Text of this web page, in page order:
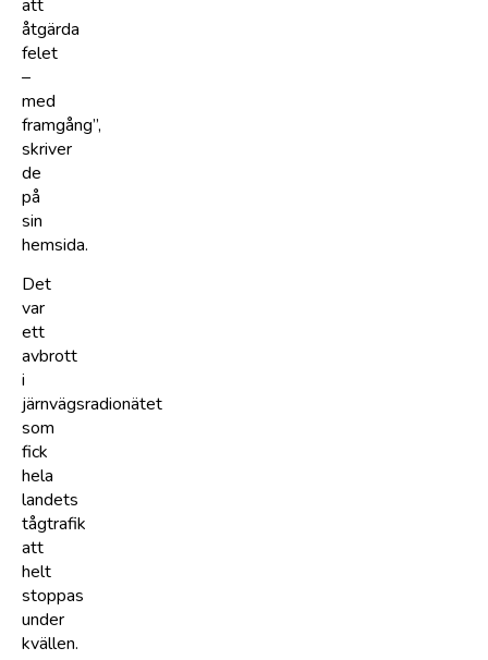
att
åtgärda
felet
–
med
framgång”,
skriver
de
på
sin
hemsida.
Det
var
ett
avbrott
i
järnvägsradionätet
som
fick
hela
landets
tågtrafik
att
helt
stoppas
under
kvällen.